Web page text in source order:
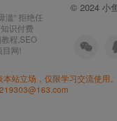
滥” 拒绝任
识付费
程,SEO
网!
© 2024 小
站立场，仅限学习交流使